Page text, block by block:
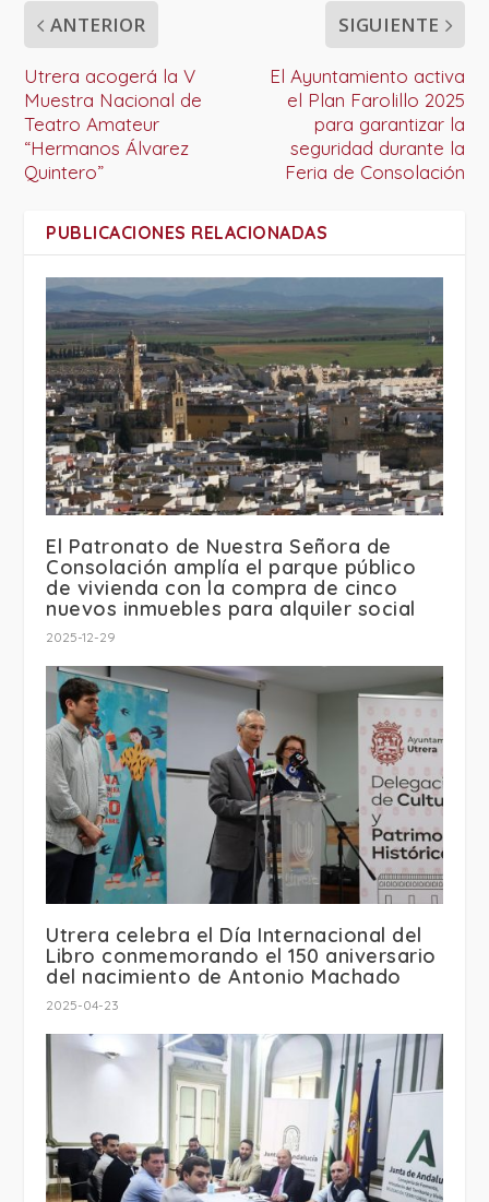
ANTERIOR
Utrera acogerá la V
Muestra Nacional de
Teatro Amateur
“Hermanos Álvarez
Quintero”
SIGUIENTE
El Ayuntamiento activa
el Plan Farolillo 2025
para garantizar la
seguridad durante la
Feria de Consolación
PUBLICACIONES RELACIONADAS
El Patronato de Nuestra Señora de
Consolación amplía el parque público
de vivienda con la compra de cinco
nuevos inmuebles para alquiler social
2025-12-29
Utrera celebra el Día Internacional del
Libro conmemorando el 150 aniversario
del nacimiento de Antonio Machado
2025-04-23